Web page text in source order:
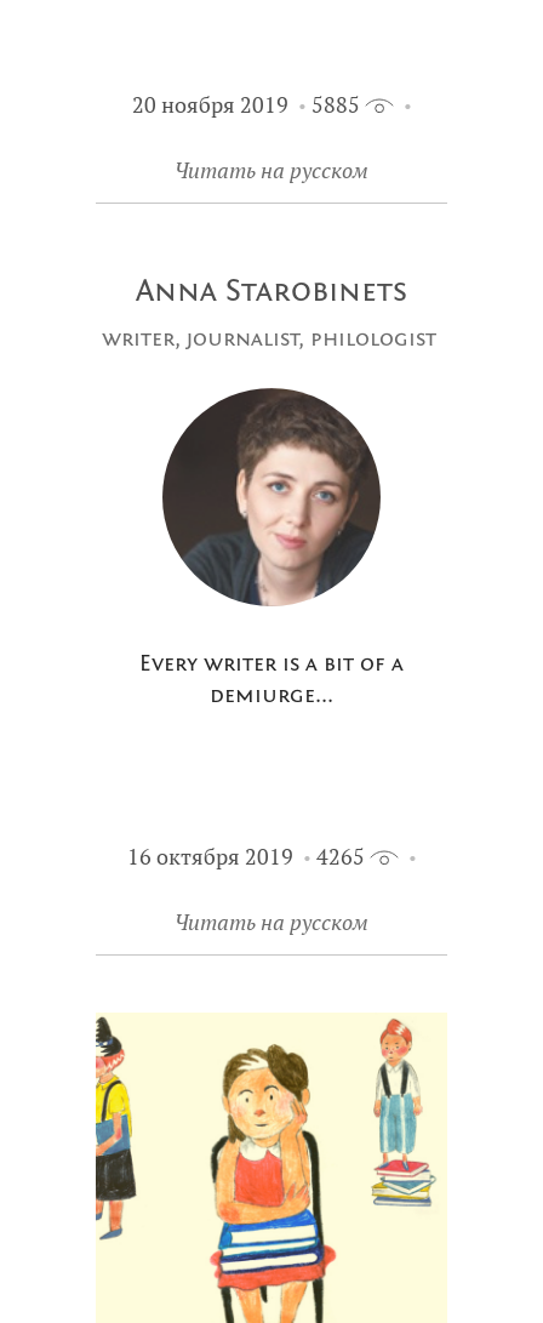
20 ноября 2019 5885
Читать на русском
Anna Starobinets
writer, journalist, philologist
Every writer is a bit of a
demiurge...
16 октября 2019 4265
Читать на русском